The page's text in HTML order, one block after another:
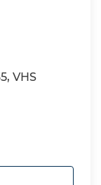
VHS